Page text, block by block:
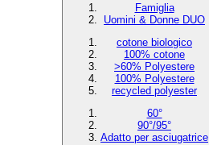
Famiglia
Uomini & Donne DUO
cotone biologico
100% cotone
>60% Polyestere
100% Polyestere
recycled polyester
60°
90°/95°
Adatto per asciugatrice